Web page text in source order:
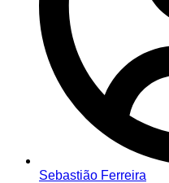
Sebastião Ferreira